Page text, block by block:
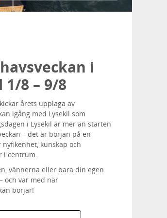
i
1/8 – 9/8
årets upplaga av
igång med Lysekil som
i Lysekil är mer än starten
– det är början på en
kunskap och
i centrum.
vännerna eller bara din egen
och var med när
börjar!